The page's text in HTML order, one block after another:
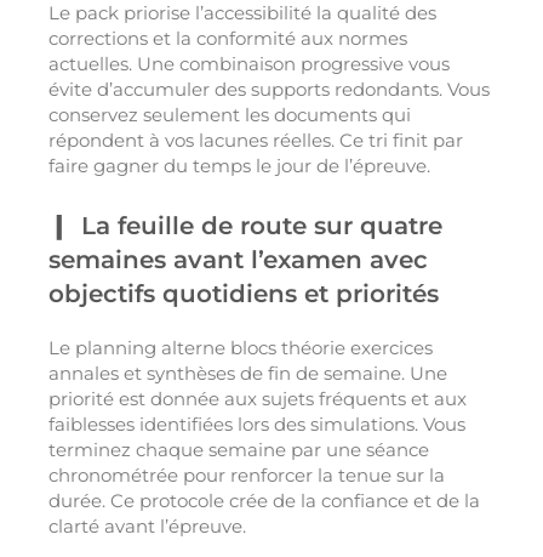
Le pack priorise l’accessibilité la qualité des
corrections et la conformité aux normes
actuelles. Une combinaison progressive vous
évite d’accumuler des supports redondants. Vous
conservez seulement les documents qui
répondent à vos lacunes réelles. Ce tri finit par
faire gagner du temps le jour de l’épreuve.
La feuille de route sur quatre
semaines avant l’examen avec
objectifs quotidiens et priorités
Le planning alterne blocs théorie exercices
annales et synthèses de fin de semaine. Une
priorité est donnée aux sujets fréquents et aux
faiblesses identifiées lors des simulations. Vous
terminez chaque semaine par une séance
chronométrée pour renforcer la tenue sur la
durée. Ce protocole crée de la confiance et de la
clarté avant l’épreuve.